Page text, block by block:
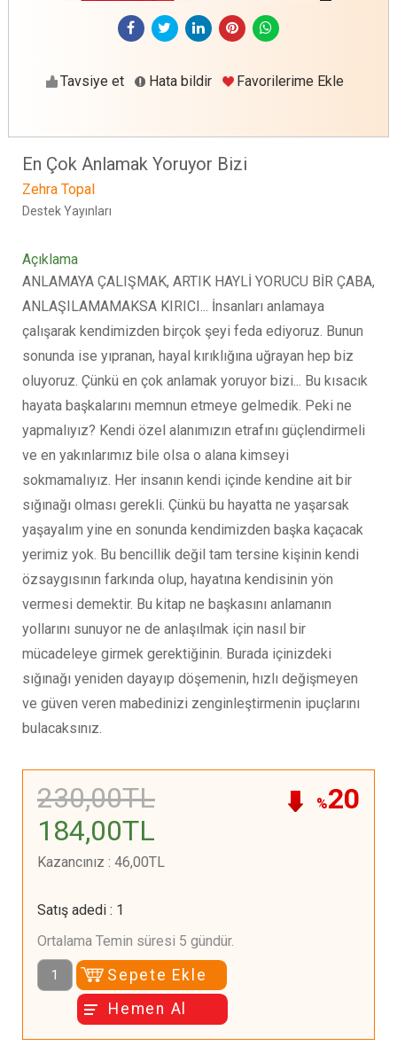
Tavsiye et Hata bildir Favorilerime Ekle
En Çok Anlamak Yoruyor Bizi
Zehra Topal
Destek Yayınları
Açıklama
ANLAMAYA ÇALIŞMAK, ARTIK HAYLİ YORUCU BİR ÇABA,
ANLAŞILAMAMAKSA KIRICI... İnsanları anlamaya
çalışarak kendimizden birçok şeyi feda ediyoruz. Bunun
sonunda ise yıpranan, hayal kırıklığına uğrayan hep biz
oluyoruz. Çünkü en çok anlamak yoruyor bizi... Bu kısacık
hayata başkalarını memnun etmeye gelmedik. Peki ne
yapmalıyız? Kendi özel alanımızın etrafını güçlendirmeli
ve en yakınlarımız bile olsa o alana kimseyi
sokmamalıyız. Her insanın kendi içinde kendine ait bir
sığınağı olması gerekli. Çünkü bu hayatta ne yaşarsak
yaşayalım yine en sonunda kendimizden başka kaçacak
yerimiz yok. Bu bencillik değil tam tersine kişinin kendi
özsaygısının farkında olup, hayatına kendisinin yön
vermesi demektir. Bu kitap ne başkasını anlamanın
yollarını sunuyor ne de anlaşılmak için nasıl bir
mücadeleye girmek gerektiğinin. Burada içinizdeki
sığınağı yeniden dayayıp döşemenin, hızlı değişmeyen
ve güven veren mabedinizi zenginleştirmenin ipuçlarını
bulacaksınız.
%20
230,00TL
184,00TL
Kazancınız : 46,00TL
Satış adedi: 1
Ortalama Temin süresi 5 gündür.
Sepete Ekle
Hemen Al